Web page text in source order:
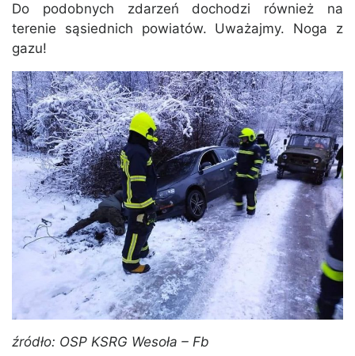
Do podobnych zdarzeń dochodzi również na
terenie sąsiednich powiatów. Uważajmy. Noga z
gazu!
źródło: OSP KSRG Wesoła – Fb